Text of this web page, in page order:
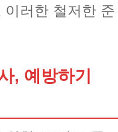
이러한 철저한 준
, 예방하기